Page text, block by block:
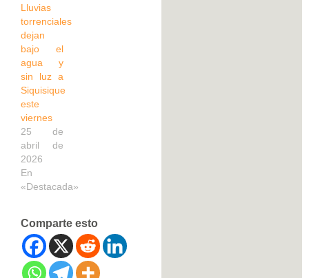
Lluvias
torrenciales
dejan
bajo el
agua y
sin luz a
Siquisique
este
viernes
25 de
abril de
2026
En
«Destacada»
Comparte esto